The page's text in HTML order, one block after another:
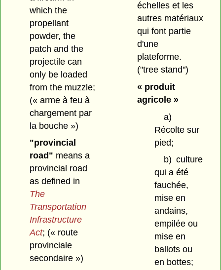
which the
propellant
powder, the
patch and the
projectile can
only be loaded
from the muzzle;
(« arme à feu à
chargement par
la bouche »)
"provincial
road" means a
provincial road
as defined in
The
Transportation
Infrastructure
Act; (« route
provinciale
secondaire »)
échelles et les
autres matériaux
qui font partie
d'une
plateforme.
("tree stand")
« produit
agricole »
a)
Récolte sur
pied;
b) culture
qui a été
fauchée,
mise en
andains,
empilée ou
mise en
ballots ou
en bottes;